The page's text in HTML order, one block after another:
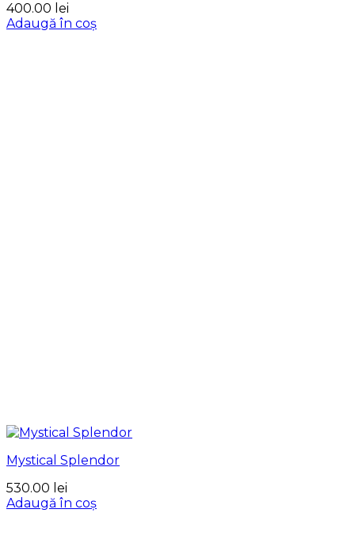
400.00 lei
Adaugă în coș
Mystical Splendor
530.00 lei
Adaugă în coș